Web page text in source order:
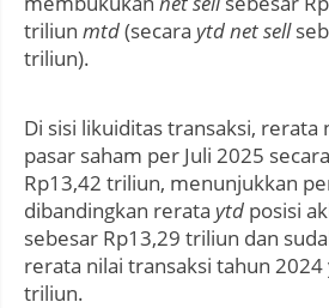
triliun mtd(secara ytd net sell
triliun).
Di sisi likuiditas transaksi, rerata
pasar saham per Juli 2025 secara
Rp13,42 triliun, menunjukkan
dibandingkan rerata ytd posisi
sebesar Rp13,29 triliun dan
rerata nilai transaksi tahun 2024
triliun.